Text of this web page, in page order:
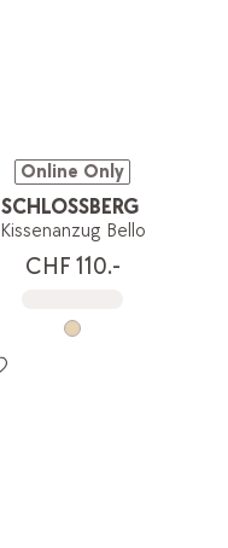
Online Only
SCHLOSSBERG
Kissenanzug Bello
CHF 110.-